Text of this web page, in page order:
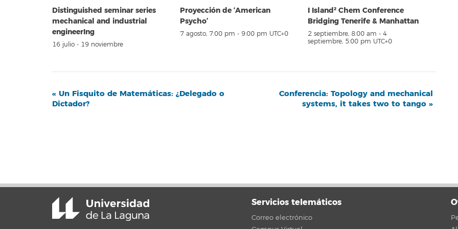
Distinguished seminar series
mechanical and industrial
engineerIng
16 julio - 19 noviembre
Proyección de ‘American
Psycho’
7 agosto, 7:00 pm - 9:00 pm UTC+0
I Island² Chem Conference
Bridging Tenerife & Manhattan
2 septiembre, 8:00 am - 4
septiembre, 5:00 pm UTC+0
Navegación
del
« Un Fisquito de Matemáticas: ¿Delegado o
Dictador?
Conferencia: Topology and mechanical
systems, it takes two to tango »
Servicios telemáticos
Correo electrónico